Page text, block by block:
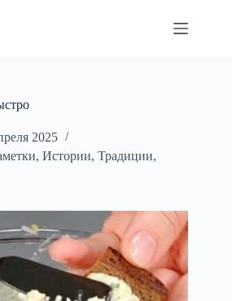
2025
, Истории, Традиции,